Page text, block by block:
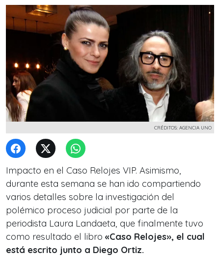
CRÉDITOS: AGENCIA UNO
Impacto en el Caso Relojes VIP. Asimismo,
durante esta semana se han ido compartiendo
varios detalles sobre la investigación del
polémico proceso judicial por parte de la
periodista Laura Landaeta, que finalmente tuvo
como resultado el libro «Caso Relojes», el cual
está escrito junto a Diego Ortiz.